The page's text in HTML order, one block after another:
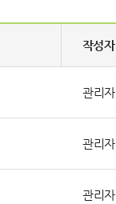
작성자
관리자
관리자
관리자